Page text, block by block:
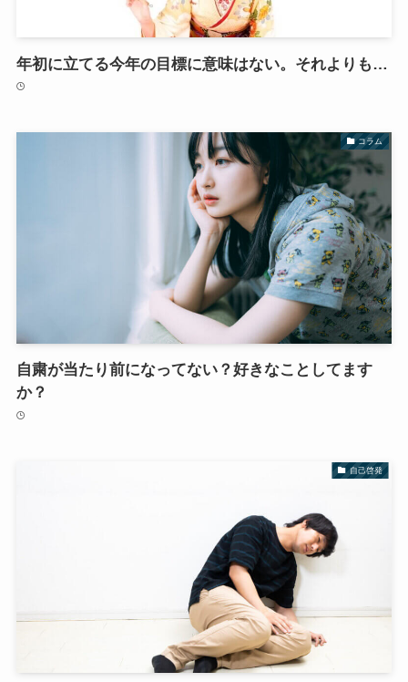
年初に立てる今年の目標に意味はない。それよりも…
コラム
自粛が当たり前になってない？好きなことしてます
か？
自己啓発